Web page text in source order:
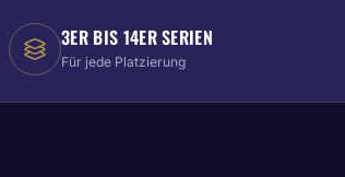
3ER BIS 14ER SERIEN
Für jede Platzierung